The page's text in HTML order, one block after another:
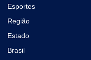
Esportes
Região
Estado
Brasil